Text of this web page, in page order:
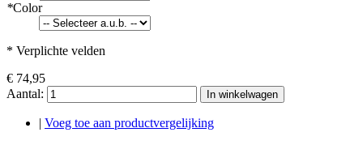
*Color
* Verplichte velden
€ 74,95
Aantal:
In winkelwagen
Voeg toe aan productvergelijking